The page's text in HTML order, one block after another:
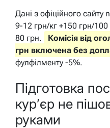
Дані з офіційного
9-12 грн/кг +150 грн/
80 грн.
Комісія від
грн включена без
фулфілменту -5%.
Підготовка
кур’єр не
руками